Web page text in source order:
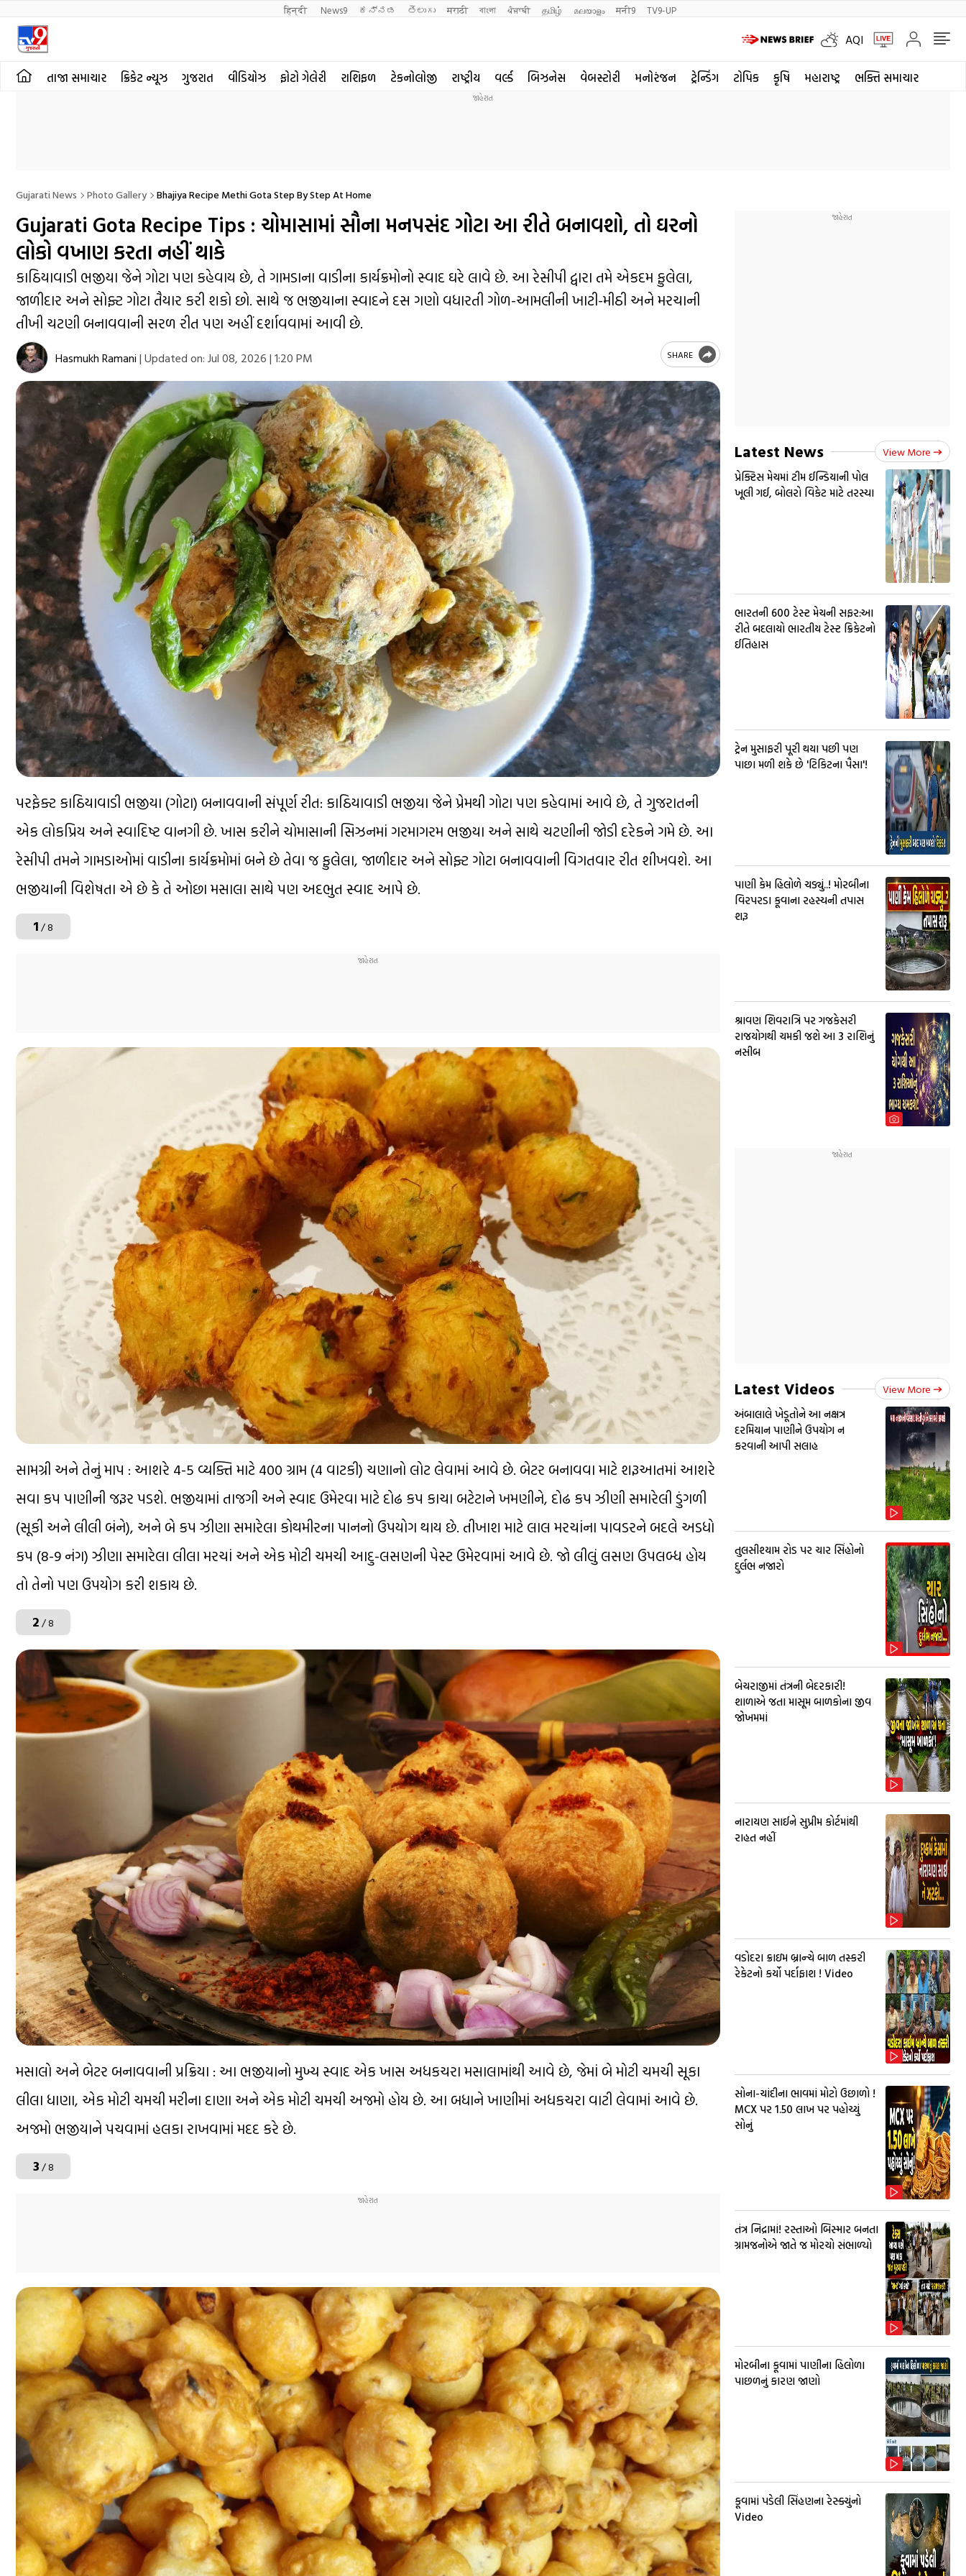
हिन्दी News9 ಕನ್ನಡ తెలుగు मराठी বাংলা ਪੰਜਾਬੀ தமிழ் മലയാളം मनी9 TV9-UP
AQI
તાજા સમાચાર ક્રિકેટ ન્યૂઝ ગુજરાત વીડિયોઝ ફોટો ગેલેરી રાશિફળ ટેકનોલોજી રાષ્ટ્રીય વર્લ્ડ બિઝનેસ વેબસ્ટોરી મનોરંજન ટ્રેન્ડિંગ ટોપિક કૃષિ મહારાષ્ટ્ર ભક્તિ સમાચાર
Gujarati News Photo Gallery Bhajiya Recipe Methi Gota Step By Step At Home
Gujarati Gota Recipe Tips : ચોમાસામાં સૌના મનપસંદ ગોટા આ રીતે બનાવશો, તો ઘરનો
લોકો વખાણ કરતા નહીં થાકે
કાઠિયાવાડી ભજીયા જેને ગોટા પણ કહેવાય છે, તે ગામડાના વાડીના કાર્યક્રમોનો સ્વાદ ઘરે લાવે છે. આ રેસીપી દ્વારા તમે એકદમ ફુલેલા,
જાળીદાર અને સોફ્ટ ગોટા તૈયાર કરી શકો છો. સાથે જ ભજીયાના સ્વાદને દસ ગણો વધારતી ગોળ-આમલીની ખાટી-મીઠી અને મરચાની
તીખી ચટણી બનાવવાની સરળ રીત પણ અહીં દર્શાવવામાં આવી છે.
Hasmukh Ramani | Updated on: Jul 08, 2026 | 1:20 PM SHARE
પરફેક્ટ કાઠિયાવાડી ભજીયા (ગોટા) બનાવવાની સંપૂર્ણ રીત: કાઠિયાવાડી ભજીયા જેને પ્રેમથી ગોટા પણ કહેવામાં આવે છે, તે ગુજરાતની
એક લોકપ્રિય અને સ્વાદિષ્ટ વાનગી છે. ખાસ કરીને ચોમાસાની સિઝનમાં ગરમાગરમ ભજીયા અને સાથે ચટણીની જોડી દરેકને ગમે છે. આ
રેસીપી તમને ગામડાઓમાં વાડીના કાર્યક્રમોમાં બને છે તેવા જ ફુલેલા, જાળીદાર અને સોફ્ટ ગોટા બનાવવાની વિગતવાર રીત શીખવશે. આ
ભજીયાની વિશેષતા એ છે કે તે ઓછા મસાલા સાથે પણ અદભુત સ્વાદ આપે છે.
1/ 8
સામગ્રી અને તેનું માપ : આશરે 4-5 વ્યક્તિ માટે 400 ગ્રામ (4 વાટકી) ચણાનો લોટ લેવામાં આવે છે. બેટર બનાવવા માટે શરૂઆતમાં આશરે
સવા કપ પાણીની જરૂર પડશે. ભજીયામાં તાજગી અને સ્વાદ ઉમેરવા માટે દોઢ કપ કાચા બટેટાને ખમણીને, દોઢ કપ ઝીણી સમારેલી ડુંગળી
(સૂકી અને લીલી બંને), અને બે કપ ઝીણા સમારેલા કોથમીરના પાનનો ઉપયોગ થાય છે. તીખાશ માટે લાલ મરચાંના પાવડરને બદલે અડધો
કપ (8-9 નંગ) ઝીણા સમારેલા લીલા મરચાં અને એક મોટી ચમચી આદુ-લસણની પેસ્ટ ઉમેરવામાં આવે છે. જો લીલું લસણ ઉપલબ્ધ હોય
તો તેનો પણ ઉપયોગ કરી શકાય છે.
2/ 8
મસાલો અને બેટર બનાવવાની પ્રક્રિયા : આ ભજીયાનો મુખ્ય સ્વાદ એક ખાસ અધકચરા મસાલામાંથી આવે છે, જેમાં બે મોટી ચમચી સૂકા
લીલા ધાણા, એક મોટી ચમચી મરીના દાણા અને એક મોટી ચમચી અજમો હોય છે. આ બધાને ખાણીમાં અધકચરા વાટી લેવામાં આવે છે.
અજમો ભજીયાને પચવામાં હલકા રાખવામાં મદદ કરે છે.
3/ 8
Latest News View More
પ્રેક્ટિસ મેચમાં ટીમ ઈન્ડિયાની પોલ
ખૂલી ગઈ, બોલરો વિકેટ માટે તરસ્યા
ભારતની 600 ટેસ્ટ મેચની સફર:આ
રીતે બદલાયો ભારતીય ટેસ્ટ ક્રિકેટનો
ઈતિહાસ
ટ્રેન મુસાફરી પૂરી થયા પછી પણ
પાછા મળી શકે છે 'ટિકિટના પૈસા'!
પાણી કેમ હિલોળે ચડ્યું..! મોરબીના
વિરપરડા કૂવાના રહસ્યની તપાસ
શરૂ
શ્રાવણ શિવરાત્રિ પર ગજકેસરી
રાજયોગથી ચમકી જશે આ 3 રાશિનું
નસીબ
Latest Videos View More
અંબાલાલે ખેડૂતોને આ નક્ષત્ર
દરમિયાન પાણીને ઉપયોગ ન
કરવાની આપી સલાહ
તુલસીશ્યામ રોડ પર ચાર સિંહોનો
દુર્લભ નજારો
બેચરાજીમાં તંત્રની બેદરકારી!
શાળાએ જતા માસૂમ બાળકોના જીવ
જોખમમાં
નારાયણ સાઈને સુપ્રીમ કોર્ટમાંથી
રાહત નહીં
વડોદરા ક્રાઇમ બ્રાન્ચે બાળ તસ્કરી
રેકેટનો કર્યો પર્દાફાશ ! Video
સોના-ચાંદીના ભાવમાં મોટો ઉછાળો !
MCX પર ₹1.50 લાખ પર પહોચ્યું
સોનું
તંત્ર નિદ્રામાં! રસ્તાઓ બિસ્માર બનતા
ગ્રામજનોએ જાતે જ મોરચો સંભાળ્યો
મોરબીના કૂવામાં પાણીના હિલોળા
પાછળનું કારણ જાણો
કૂવામાં પડેલી સિંહણના રેસ્ક્યુંનો
Video